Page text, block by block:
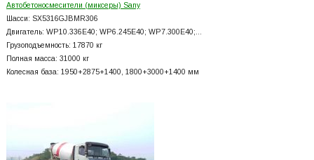
Автобетоносмесители (миксеры) Sany
Шасси: SX5316GJBMR306
Двигатель: WP10.336E40; WP6.245E40; WP7.300E40;…
Грузоподъемность: 17870 кг
Полная масса: 31000 кг
Колесная база: 1950+2875+1400, 1800+3000+1400 мм